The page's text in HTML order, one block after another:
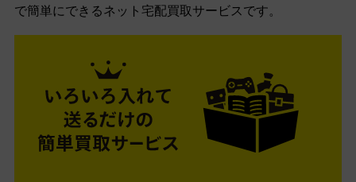
で簡単にできるネット宅配買取サービスです。